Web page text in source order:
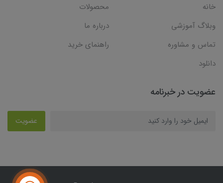
خانه
محصولات
وبلاگ آموزشی
درباره ما
تماس و مشاوره
راهنمای خرید
دانلود
عضویت در خبرنامه
عضویت